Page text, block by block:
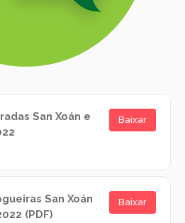
San Xoán e
Baixar
San Xoán
(PDF)
Baixar